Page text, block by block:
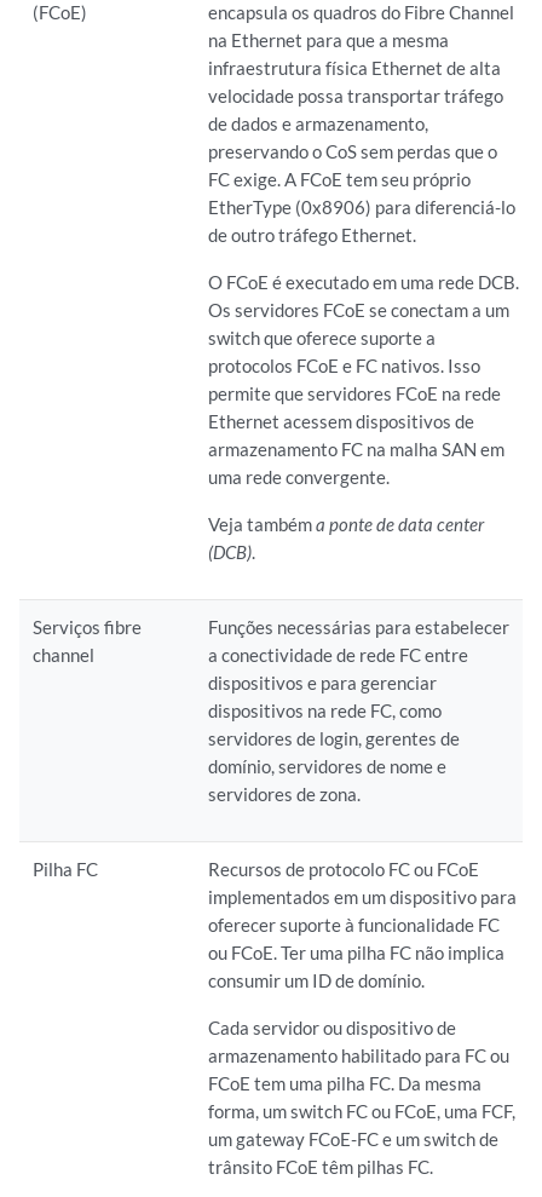
(FCoE)
encapsula os quadros do Fibre Channel
na Ethernet para que a mesma
infraestrutura física Ethernet de alta
velocidade possa transportar tráfego
de dados e armazenamento,
preservando o CoS sem perdas que o
FC exige. A FCoE tem seu próprio
EtherType (0x8906) para diferenciá-lo
de outro tráfego Ethernet.
O FCoE é executado em uma rede DCB.
Os servidores FCoE se conectam a um
switch que oferece suporte a
protocolos FCoE e FC nativos. Isso
permite que servidores FCoE na rede
Ethernet acessem dispositivos de
armazenamento FC na malha SAN em
uma rede convergente.
Veja tambéma ponte de data center
(DCB).
Serviços fibre
channel
Funções necessárias para estabelecer
a conectividade de rede FC entre
dispositivos e para gerenciar
dispositivos na rede FC, como
servidores de login, gerentes de
domínio, servidores de nome e
servidores de zona.
Pilha FC
Recursos de protocolo FC ou FCoE
implementados em um dispositivo para
oferecer suporte à funcionalidade FC
ou FCoE. Ter uma pilha FC não implica
consumir um ID de domínio.
Cada servidor ou dispositivo de
armazenamento habilitado para FC ou
FCoE tem uma pilha FC. Da mesma
forma, um switch FC ou FCoE, uma FCF,
um gateway FCoE-FC e um switch de
trânsito FCoE têm pilhas FC.